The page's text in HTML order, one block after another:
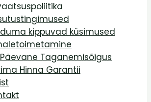
kippuvad küsimused
Taganemisõigus
Hinna Garantii